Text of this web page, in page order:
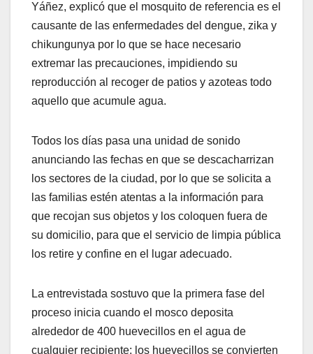
Yáñez, explicó que el mosquito de referencia es el
causante de las enfermedades del dengue, zika y
chikungunya por lo que se hace necesario
extremar las precauciones, impidiendo su
reproducción al recoger de patios y azoteas todo
aquello que acumule agua.
Todos los días pasa una unidad de sonido
anunciando las fechas en que se descacharrizan
los sectores de la ciudad, por lo que se solicita a
las familias estén atentas a la información para
que recojan sus objetos y los coloquen fuera de
su domicilio, para que el servicio de limpia pública
los retire y confine en el lugar adecuado.
La entrevistada sostuvo que la primera fase del
proceso inicia cuando el mosco deposita
alrededor de 400 huevecillos en el agua de
cualquier recipiente; los huevecillos se convierten